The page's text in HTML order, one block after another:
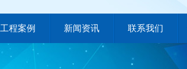
工程案例 新闻资讯 联系我们